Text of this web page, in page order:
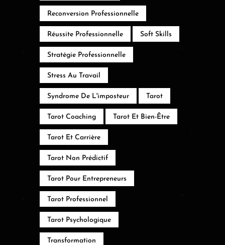
Reconversion Professionnelle
Réussite Professionnelle Soft Skills
Stratégie Professionnelle
Stress Au Travail
Syndrome De L'imposteur Tarot
Tarot Coaching Tarot Et Bien-Être
Tarot Et Carrière
Tarot Non Prédictif
Tarot Pour Entrepreneurs
Tarot Professionnel
Tarot Psychologique
Transformation